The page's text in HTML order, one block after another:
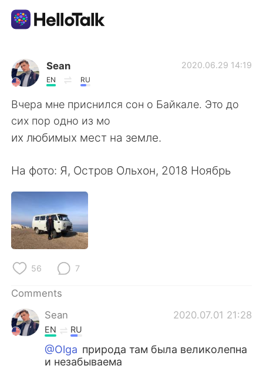
Language Exchange App
AI Grammar Checker
English
简体中文 繁體中文
Español
Français
日本語
Русский
Indonesia
Türkçe Tiếng Việt
Sean
EN RU
2020.06.29 14:19
Вчера мне приснился сон о Байкале. Это до
сих пор одно из мо
их любимых мест на земле.
На фото: Я, Остров Ольхон, 2018 Ноябрь
56 7
Comments
Sean
2020.07.01 21:28
EN RU
@Olga природа там была великолепна
и незабываема